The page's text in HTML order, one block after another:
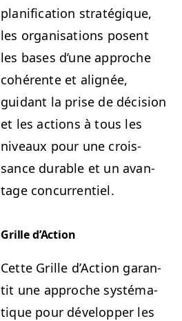
plan­i­fi­ca­tion stratégique,
les organ­i­sa­tions posent
les bases d’une approche
cohérente et alignée,
guidant la prise de déci­sion
et les actions à tous les
niveaux pour une crois­
sance durable et un avan­
tage concurrentiel.
Grille d’Ac­tion
Cette Grille d’Ac­tion garan­
tit une approche sys­té­ma­
tique pour dévelop­per les